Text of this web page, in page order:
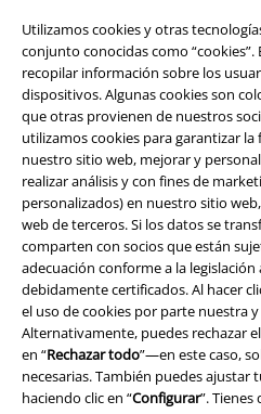
Utilizamos cookies y otras
conjunto conocidas como
recopilar información sobre los
dispositivos. Algunas cookies son
que otras provienen de nuestros
utilizamos cookies para garantizar
nuestro sitio web, mejorar y
realizar análisis y con fines de
personalizados) en nuestro sitio
web de terceros. Si los datos se
comparten con socios que están
adecuación conforme a la legislación
debidamente certificados. Al hacer
el uso de cookies por parte nuestra
Alternativamente, puedes rechazar
en “Rechazar todo”—en este caso,
necesarias. También puedes ajustar
haciendo clic en “Configurar”.
Legal
Términos y Condiciones
Aviso Legal
Ley protección de datos
Eliminación de residuos y
Declaración de Conformidad
Información sobre accesibilidad